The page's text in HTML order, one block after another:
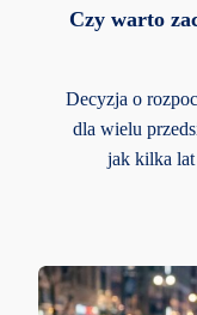
Czy warto
Decyzja o
dla wielu
jak kilka